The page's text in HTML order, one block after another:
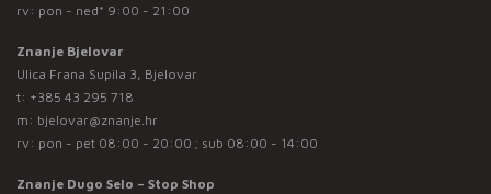
rv: pon - ned* 9:00 - 21:00
Znanje Bjelovar
Ulica Frana Supila 3, Bjelovar
t: +385 43 295 718
m: bjelovar@znanje.hr
rv: pon - pet 08:00 - 20:00 ; sub 08:00 - 14:00
Znanje Dugo Selo – Stop Shop